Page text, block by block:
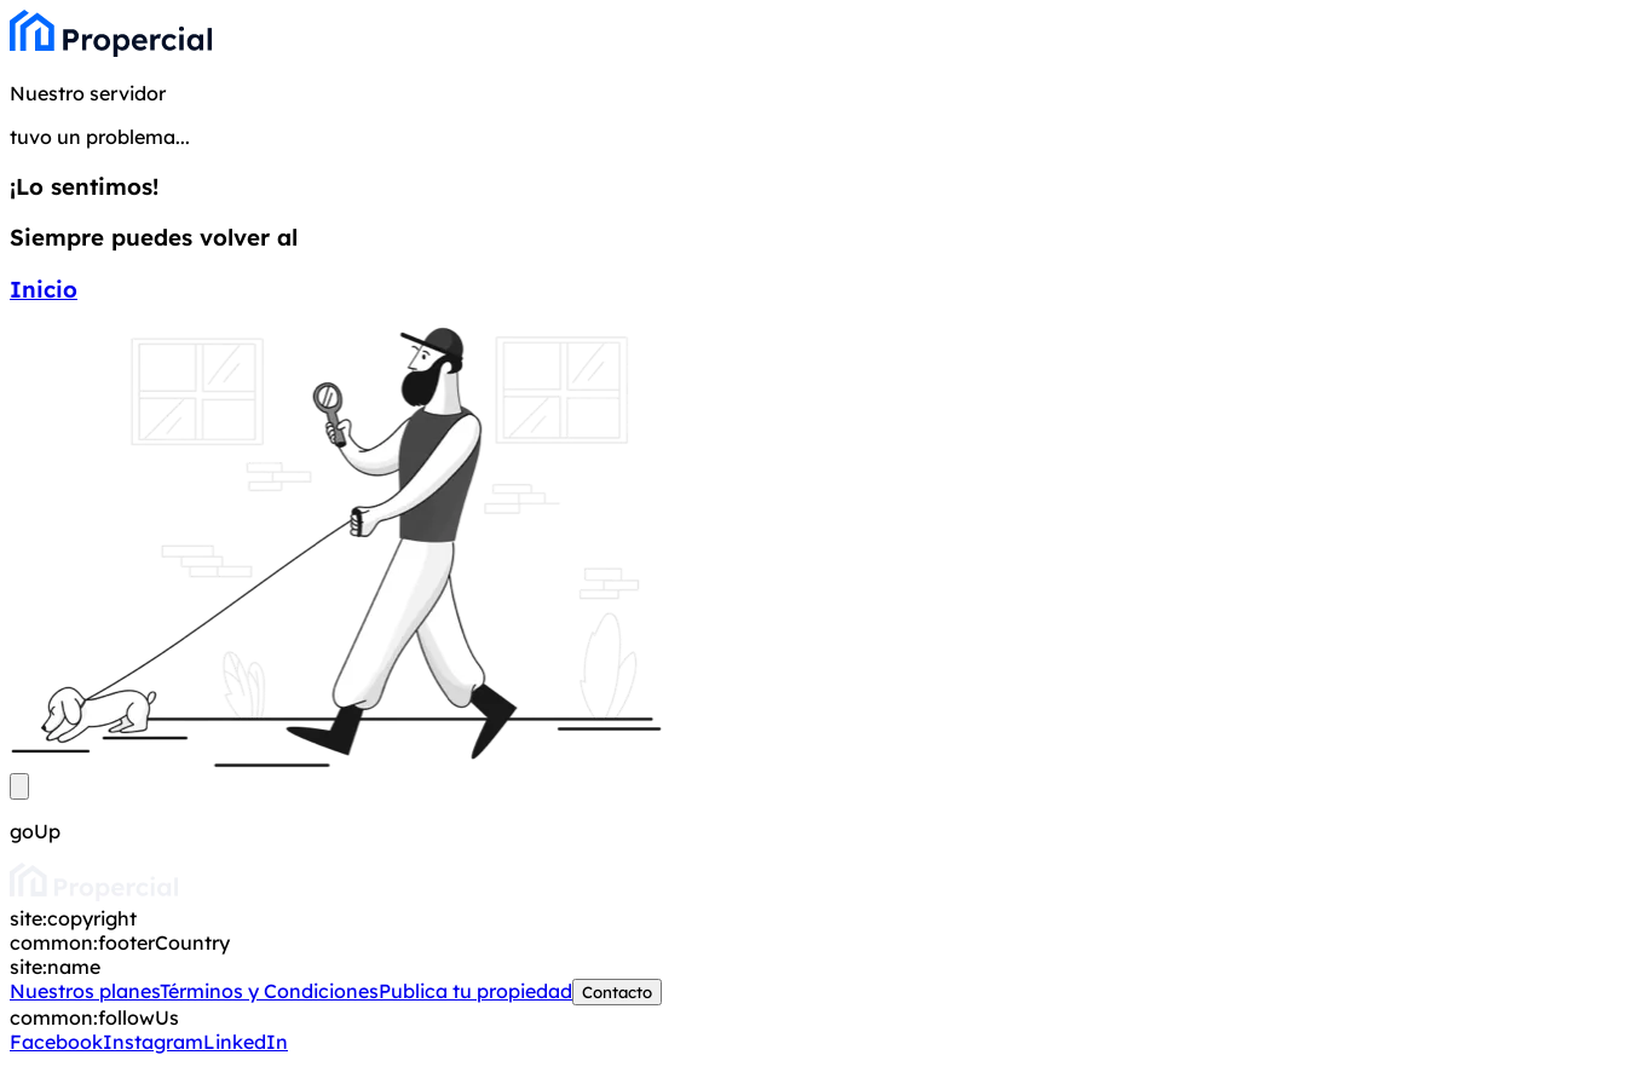
Nuestro servidor
tuvo un problema...
¡Lo sentimos!
Siempre puedes volver al
Inicio
goUp
site:copyright
common:footerCountry
site:name
Nuestros planesTérminos y CondicionesPublica tu propiedad Contacto
common:followUs
FacebookInstagramLinkedIn